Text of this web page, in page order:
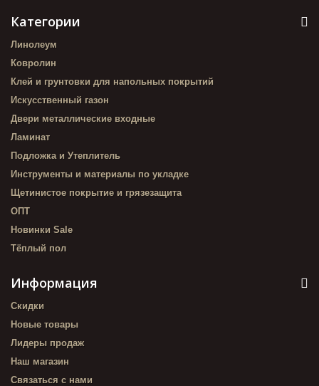
Категории
Линолеум
Ковролин
Клей и грунтовки для напольных покрытий
Искусственный газон
Двери металлические входные
Ламинат
Подложка и Утеплитель
Инструменты и материалы по укладке
Щетинистое покрытие и грязезащита
ОПТ
Новинки Sale
Тёплый пол
Информация
Скидки
Новые товары
Лидеры продаж
Наш магазин
Связаться с нами